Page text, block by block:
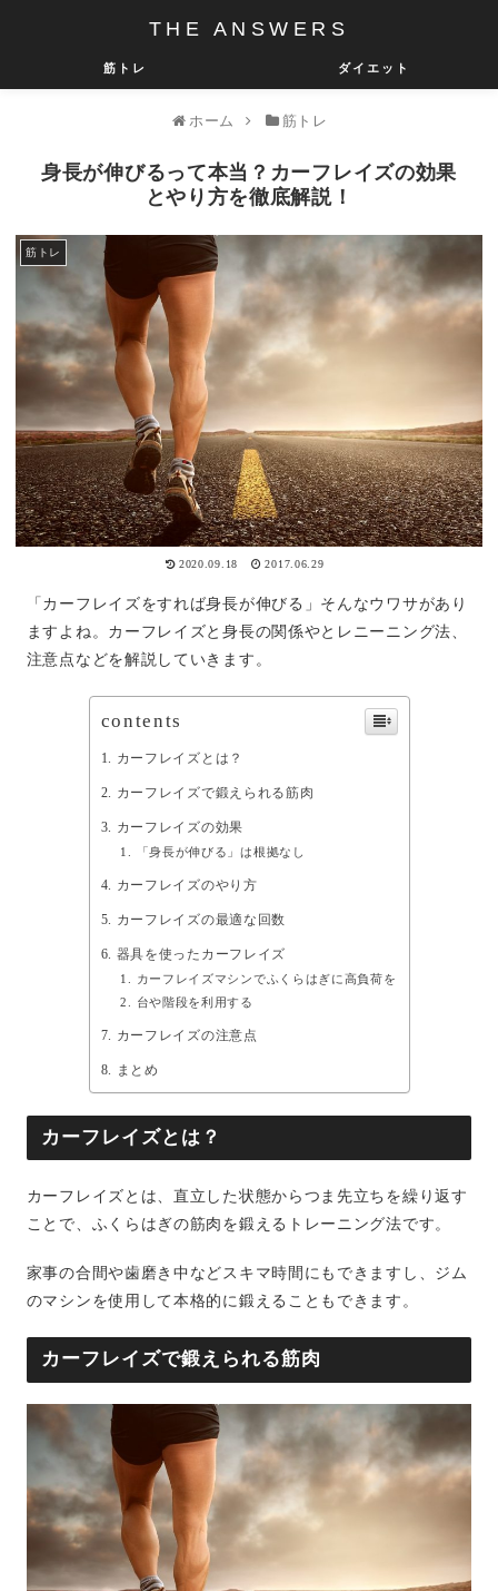
THE ANSWERS
筋トレ ダイエット
ホーム 筋トレ
身長が伸びるって本当？カーフレイズの効果
とやり方を徹底解説！
筋トレ
2020.09.18 2017.06.29
「カーフレイズをすれば身長が伸びる」そんなウワサがあり
ますよね。カーフレイズと身長の関係やとレニーニング法、
注意点などを解説していきます。
contents
カーフレイズとは？
カーフレイズで鍛えられる筋肉
カーフレイズの効果
「身長が伸びる」は根拠なし
カーフレイズのやり方
カーフレイズの最適な回数
器具を使ったカーフレイズ
カーフレイズマシンでふくらはぎに高負荷を
台や階段を利用する
カーフレイズの注意点
まとめ
カーフレイズとは？
カーフレイズとは、直立した状態からつま先立ちを繰り返す
ことで、ふくらはぎの筋肉を鍛えるトレーニング法です。
家事の合間や歯磨き中などスキマ時間にもできますし、ジム
のマシンを使用して本格的に鍛えることもできます。
カーフレイズで鍛えられる筋肉